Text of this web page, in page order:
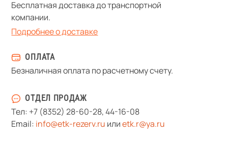
Бесплатная доставка до транспортной
компании.
Подробнее о доставке
ОПЛАТА
Безналичная оплата по расчетному счету.
ОТДЕЛ ПРОДАЖ
Тел: +7 (8352) 28-60-28,44-16-08
Email: info@etk-rezerv.ru илиetk.r@ya.ru